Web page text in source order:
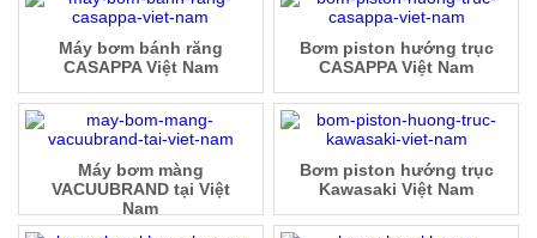
Bơm piston hướng trục
CASAPPA Việt Nam
Máy bơm bánh răng
CASAPPA Việt Nam
Bơm piston hướng trục
Kawasaki Việt Nam
Máy bơm màng
VACUUBRAND tại Việt
Nam